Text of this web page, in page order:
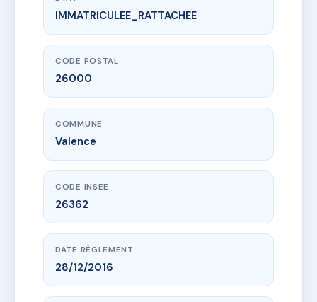
www.vme.plus/AC6822456
6 AVENUE VICTOR HUGO
6 av victor hugo
IMMATRICULEE_RATTACHEE
CODE POSTAL
26000
COMMUNE
Valence
CODE INSEE
26362
DATE RÈGLEMENT
28/12/2016